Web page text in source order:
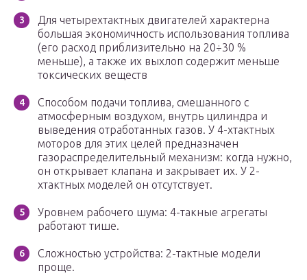
Для четырехтактных двигателей характерна
большая экономичность использования топлива
(его расход приблизительно на 20÷30 %
меньше), а также их выхлоп содержит меньше
токсических веществ
Способом подачи топлива, смешанного с
атмосферным воздухом, внутрь цилиндра и
выведения отработанных газов. У 4-хтактных
моторов для этих целей предназначен
газораспределительный механизм: когда нужно,
он открывает клапана и закрывает их. У 2-
хтактных моделей он отсутствует.
Уровнем рабочего шума: 4-такные агрегаты
работают тише.
Сложностью устройства: 2-тактные модели
проще.